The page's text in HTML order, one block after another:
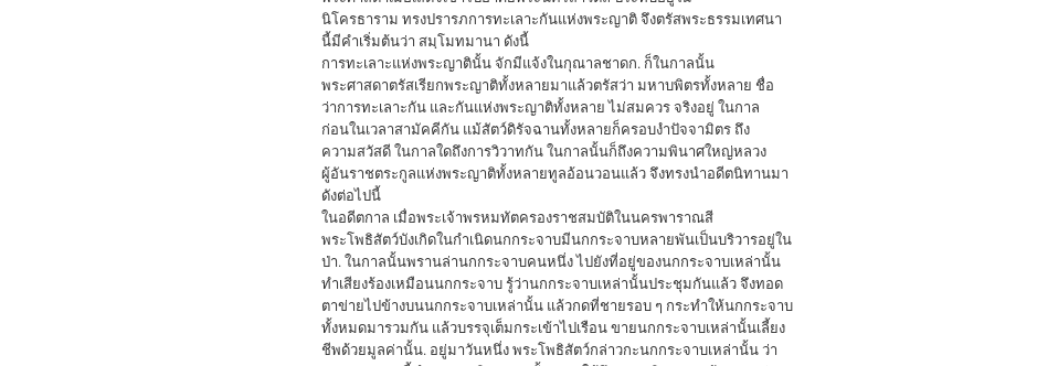
นิโครธาราม ทรงปรารภการทะเลาะกันแห่งพระญาติ จึงตรัสพระธรรมเทศนา
นี้มีคำเริ่มต้นว่า สมฺโมทมานา ดังนี้
การทะเลาะแห่งพระญาตินั้น จักมีแจ้งในกุณาลชาดก. ก็ในกาลนั้น
พระศาสดาตรัสเรียกพระญาติทั้งหลายมาแล้วตรัสว่า มหาบพิตรทั้งหลาย ชื่อ
ว่าการทะเลาะกัน และกันแห่งพระญาติทั้งหลาย ไม่สมควร จริงอยู่ ในกาล
ก่อนในเวลาสามัคคีกัน แม้สัตว์ดิรัจฉานทั้งหลายก็ครอบงำปัจจามิตร ถึง
ความสวัสดี ในกาลใดถึงการวิวาทกัน ในกาลนั้นก็ถึงความพินาศใหญ่หลวง
ผู้อันราชตระกูลแห่งพระญาติทั้งหลายทูลอ้อนวอนแล้ว จึงทรงนำอดีตนิทานมา
ดังต่อไปนี้
ในอดีตกาล เมื่อพระเจ้าพรหมทัตครองราชสมบัติในนครพาราณสี
พระโพธิสัตว์บังเกิดในกำเนิดนกกระจาบมีนกกระจาบหลายพันเป็นบริวารอยู่ใน
ป่า. ในกาลนั้นพรานล่านกกระจาบคนหนึ่ง ไปยังที่อยู่ของนกกระจาบเหล่านั้น
ทำเสียงร้องเหมือนนกกระจาบ รู้ว่านกกระจาบเหล่านั้นประชุมกันแล้ว จึงทอด
ตาข่ายไปข้างบนนกกระจาบเหล่านั้น แล้วกดที่ชายรอบ ๆ กระทำให้นกกระจาบ
ทั้งหมดมารวมกัน แล้วบรรจุเต็มกระเข้าไปเรือน ขายนกกระจาบเหล่านั้นเลี้ยง
ชีพด้วยมูลค่านั้น. อยู่มาวันหนึ่ง พระโพธิสัตว์กล่าวกะนกกระจาบเหล่านั้น ว่า